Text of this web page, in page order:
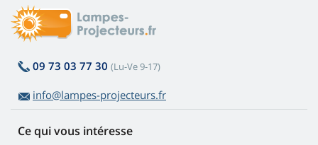
09 73 03 77 30 (Lu-Ve 9-17)
info@lampes-projecteurs.fr
Ce qui vous intéresse